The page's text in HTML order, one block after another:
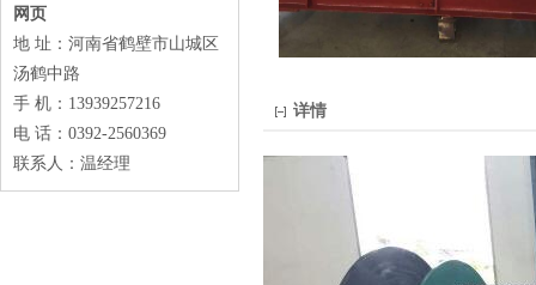
网页
地 址：河南省鹤壁市山城区
汤鹤中路
手 机：13939257216
电 话：0392-2560369
联系人：温经理
详情